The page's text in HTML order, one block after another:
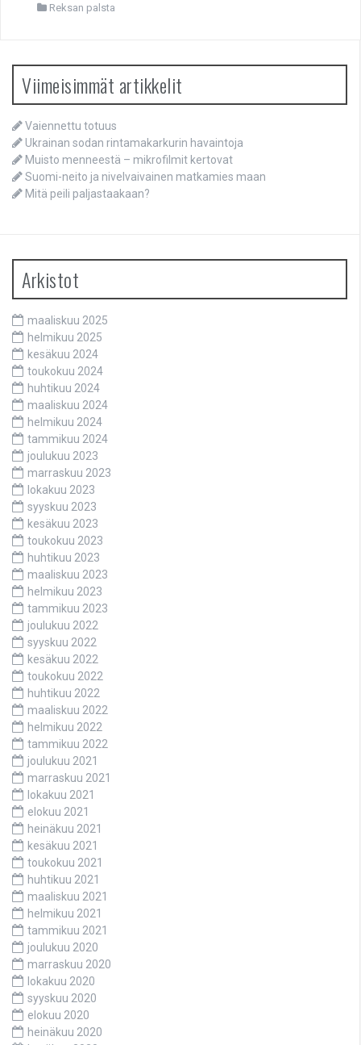
Reksan palsta
Viimeisimmät artikkelit
Vaiennettu totuus
Ukrainan sodan rintamakarkurin havaintoja
Muisto menneestä – mikrofilmit kertovat
Suomi-neito ja nivelvaivainen matkamies maan
Mitä peili paljastaakaan?
Arkistot
maaliskuu 2025
helmikuu 2025
kesäkuu 2024
toukokuu 2024
huhtikuu 2024
maaliskuu 2024
helmikuu 2024
tammikuu 2024
joulukuu 2023
marraskuu 2023
lokakuu 2023
syyskuu 2023
kesäkuu 2023
toukokuu 2023
huhtikuu 2023
maaliskuu 2023
helmikuu 2023
tammikuu 2023
joulukuu 2022
syyskuu 2022
kesäkuu 2022
toukokuu 2022
huhtikuu 2022
maaliskuu 2022
helmikuu 2022
tammikuu 2022
joulukuu 2021
marraskuu 2021
lokakuu 2021
elokuu 2021
heinäkuu 2021
kesäkuu 2021
toukokuu 2021
huhtikuu 2021
maaliskuu 2021
helmikuu 2021
tammikuu 2021
joulukuu 2020
marraskuu 2020
lokakuu 2020
syyskuu 2020
elokuu 2020
heinäkuu 2020